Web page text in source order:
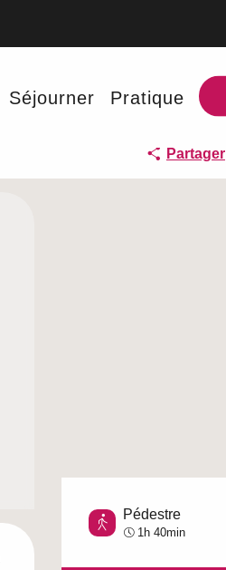
Séjourner Pratique
Partager
Pédestre
1h 40min